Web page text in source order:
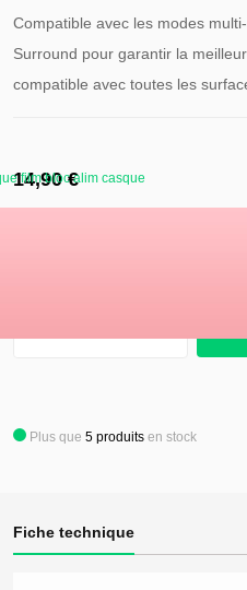
film bloc alim casque
Compatible avec les modes
Surround pour garantir la
compatible avec toutes les
14,90 €
Plus que 5 produits en stock
Fiche technique